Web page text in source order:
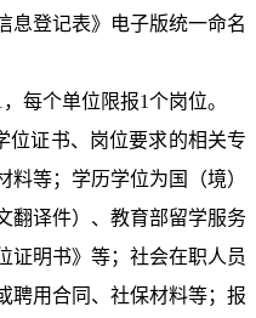
息登记表》电子版统一命名
个单位限报1个岗位。
证书、岗位要求的相关专
等；学历学位为国（境）
翻译件）、教育部留学服务
证明书》等；社会在职人员
聘用合同、社保材料等；报